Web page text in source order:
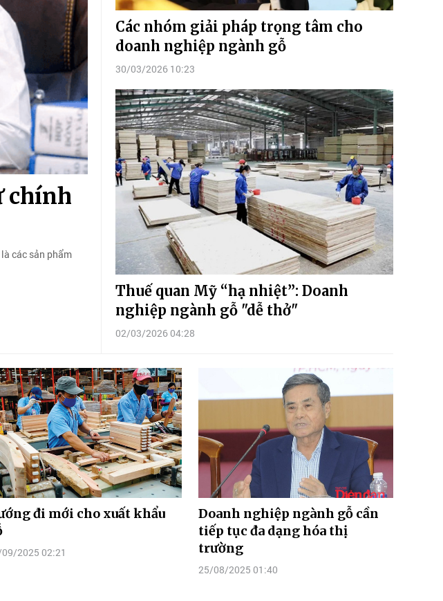
chính
các sản phẩm
Các nhóm giải pháp trọng tâm cho
doanh nghiệp ngành gỗ
30/03/2026 10:23
Thuế quan Mỹ “hạ nhiệt”: Doanh
nghiệp ngành gỗ "dễ thở"
02/03/2026 04:28
đi mới cho xuất khẩu
2025 02:21
Doanh nghiệp ngành gỗ cần
tiếp tục đa dạng hóa thị
trường
25/08/2025 01:40